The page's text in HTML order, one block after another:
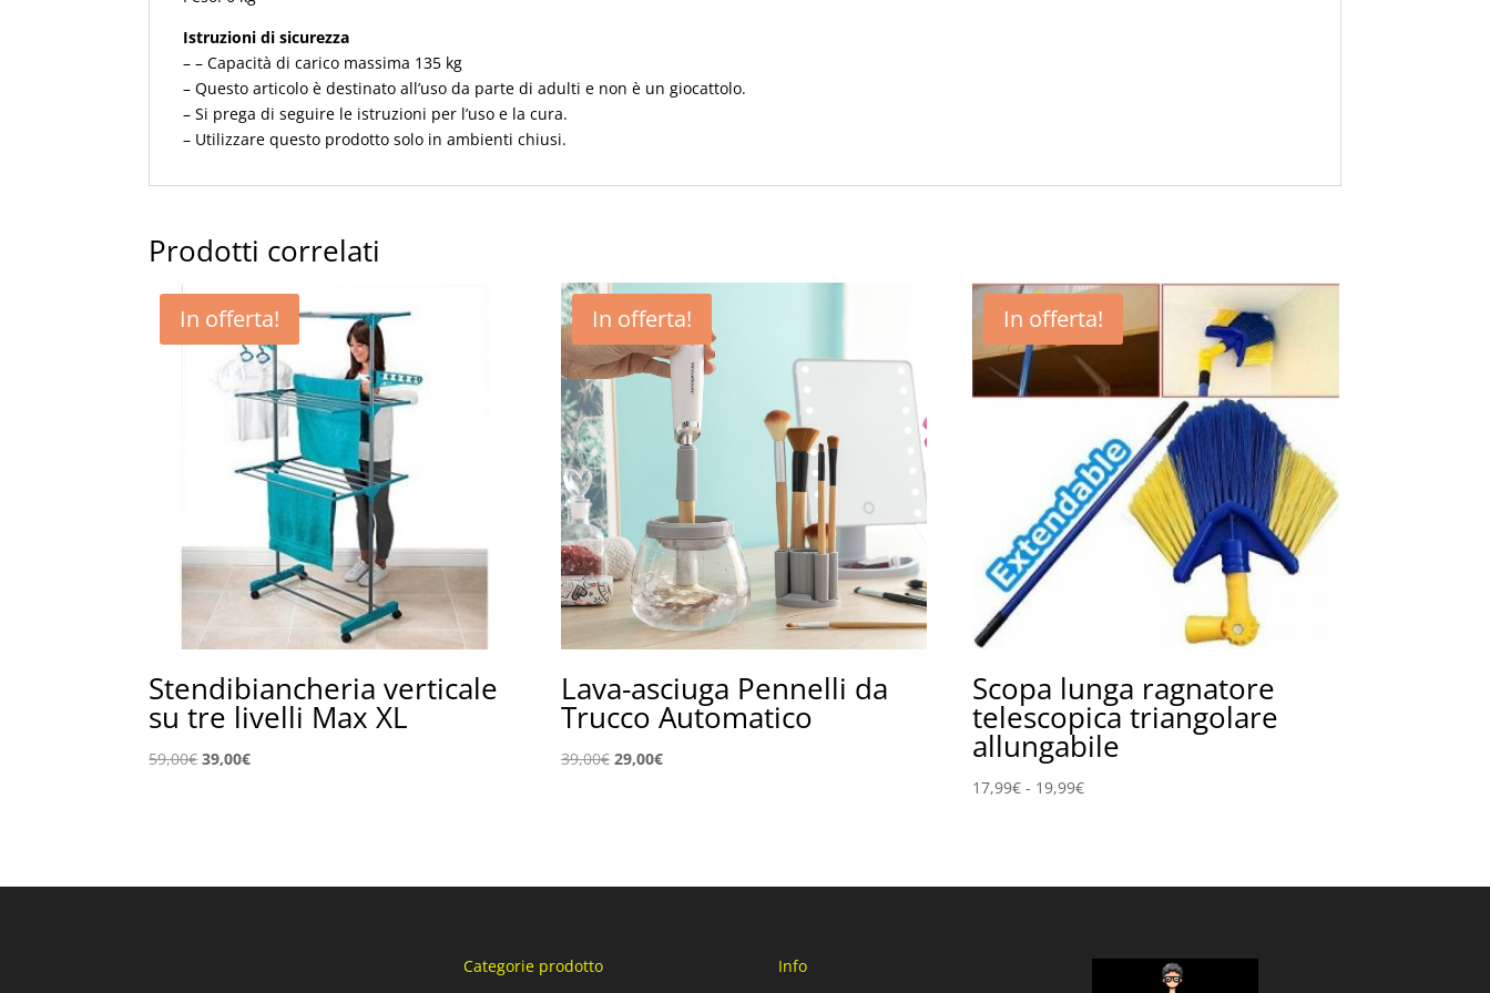
Istruzioni di sicurezza
– – Capacità di carico massima 135 kg
– Questo articolo è destinato all’uso da parte di adulti e non è un giocattolo.
– Si prega di seguire le istruzioni per l’uso e la cura.
– Utilizzare questo prodotto solo in ambienti chiusi.
Prodotti correlati
In offerta!
Stendibiancheria verticale
su tre livelli Max XL
59,00€ Il
39,00€Il
In offerta!
Lava-asciuga Pennelli da
Trucco Automatico
39,00€ Il
29,00€Il
In offerta!
Scopa lunga ragnatore
telescopica triangolare
allungabile
17,99€ - 19,99€Fascia
17,99€
Categorie prodotto
Info